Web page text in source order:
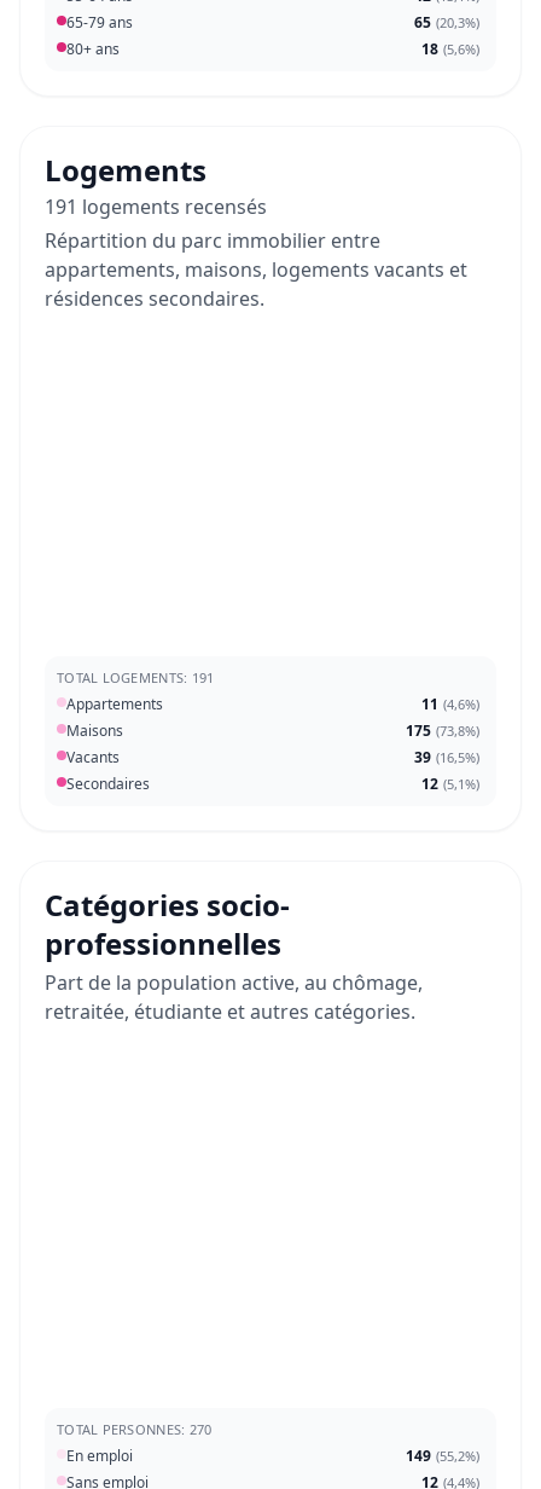
65-79 ans 65 (20,3%)
80+ ans 18 (5,6%)
Logements
191 logements recensés
Répartition du parc immobilier entre
appartements, maisons, logements vacants et
résidences secondaires.
TOTAL LOGEMENTS: 191
Appartements 11 (4,6%)
Maisons 175 (73,8%)
Vacants 39 (16,5%)
Secondaires 12 (5,1%)
Catégories socio-
professionnelles
Part de la population active, au chômage,
retraitée, étudiante et autres catégories.
TOTAL PERSONNES: 270
En emploi 149 (55,2%)
Sans emploi 12 (4,4%)